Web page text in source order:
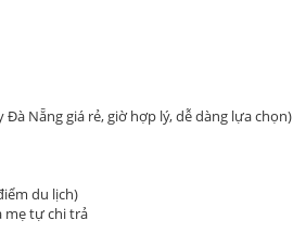
Nẵng giá rẻ, giờ hợp lý, dễ dàng lựa chọn)
du lịch)
mẹ tự chi trả